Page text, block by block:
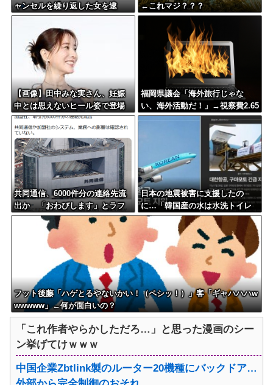
ャンセルを繰り返した女を逮
捕 「注文で欲求が満たされ
た」総額43億円
←これマジ？？？
【画像】田中みな実さん、妊娠
中とは思えないヒール姿で登場
してしまう
福岡県議会「海外旅行じゃな
い、海外活動だ！」→視察費2.65
億円公開で再炎上ｗｗｗ
共同通信、6000件分の連絡先流
出か 「おわびします」とラフ
な軽い謝罪コメントを発表
日本の地震被害に支援したの
に…「韓国産の水は水洗トイレ
に」
フット後藤「ハゲとるやないかい！（ペシッ！）」客「ギャハハハw
wwwww」←何が面白いの？
「これ作者やらかしただろ…」と思った漫画のシー
ン挙げてけｗｗｗ
中国企業Zbtlink製のルーター20機種にバックドア…